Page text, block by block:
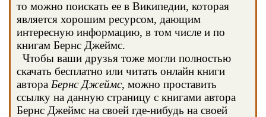
то можно поискать ее в Википедии, которая
является хорошим ресурсом, дающим
интересную информацию, в том числе и по
книгам Бернс Джеймс.
Чтобы ваши друзья тоже могли полностью
скачать бесплатно или читать онлайн книги
автора Бернс Джеймс, можно проставить
ссылку на данную страницу с книгами автора
Бернс Джеймс на своей где-нибудь на своей